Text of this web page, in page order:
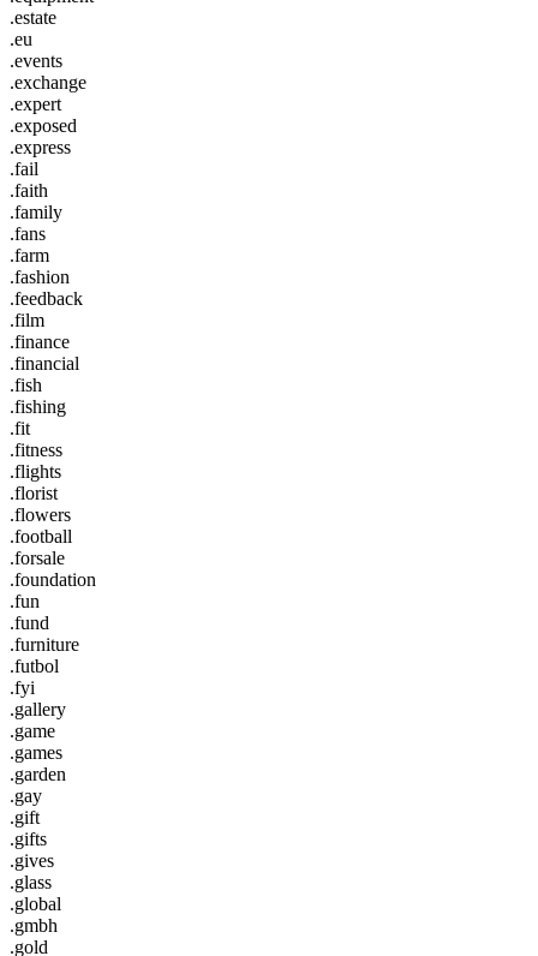
.estate
.eu
.events
.exchange
.expert
.exposed
.express
.fail
.faith
.family
.fans
.farm
.fashion
.feedback
.film
.finance
.financial
.fish
.fishing
.fit
.fitness
.flights
.florist
.flowers
.football
.forsale
.foundation
.fun
.fund
.furniture
.futbol
.fyi
.gallery
.game
.games
.garden
.gay
.gift
.gifts
.gives
.glass
.global
.gmbh
.gold